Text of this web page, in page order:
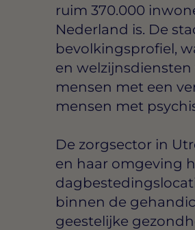
ruim 370.000
Nederland is. De
bevolkingsprofiel,
en
mensen met een
mensen met
De zorgsector in
en haar omgeving
binnen de
geestelijke